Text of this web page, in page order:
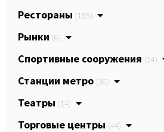
Рестораны (185)
Рынки (6)
Спортивные сооружения (24)
Станции метро (36)
Театры (14)
Торговые центры (44)